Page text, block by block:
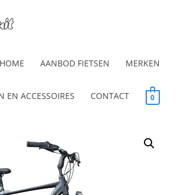
HOME AANBOD FIETSEN MERKEN
EN ACCESSOIRES CONTACT 0